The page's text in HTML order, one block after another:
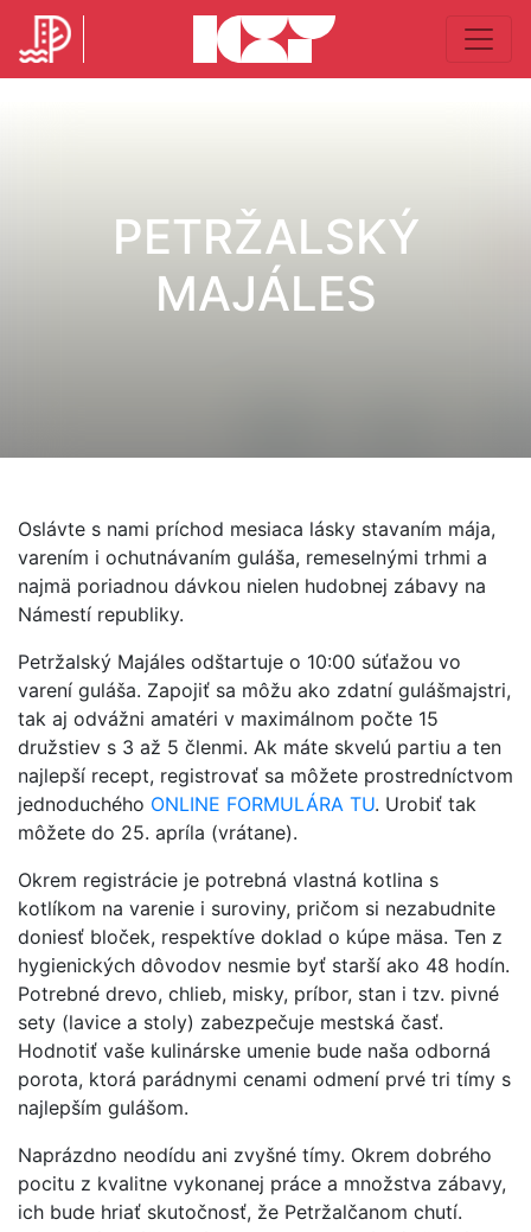
PETRŽALSKÝ
MAJÁLES
Oslávte s nami príchod mesiaca lásky stavaním mája,
varením i ochutnávaním guláša, remeselnými trhmi a
najmä poriadnou dávkou nielen hudobnej zábavy na
Námestí republiky.
Petržalský Majáles odštartuje o 10:00 súťažou vo
varení guláša. Zapojiť sa môžu ako zdatní gulášmajstri,
tak aj odvážni amatéri v maximálnom počte 15
družstiev s 3 až 5 členmi. Ak máte skvelú partiu a ten
najlepší recept, registrovať sa môžete prostredníctvom
jednoduchého ONLINE FORMULÁRA TU. Urobiť tak
môžete do 25. apríla (vrátane).
Okrem registrácie je potrebná vlastná kotlina s
kotlíkom na varenie i suroviny, pričom si nezabudnite
doniesť bloček, respektíve doklad o kúpe mäsa. Ten z
hygienických dôvodov nesmie byť starší ako 48 hodín.
Potrebné drevo, chlieb, misky, príbor, stan i tzv. pivné
sety (lavice a stoly) zabezpečuje mestská časť.
Hodnotiť vaše kulinárske umenie bude naša odborná
porota, ktorá parádnymi cenami odmení prvé tri tímy s
najlepším gulášom.
Naprázdno neodídu ani zvyšné tímy. Okrem dobrého
pocitu z kvalitne vykonanej práce a množstva zábavy,
ich bude hriať skutočnosť, že Petržalčanom chutí.